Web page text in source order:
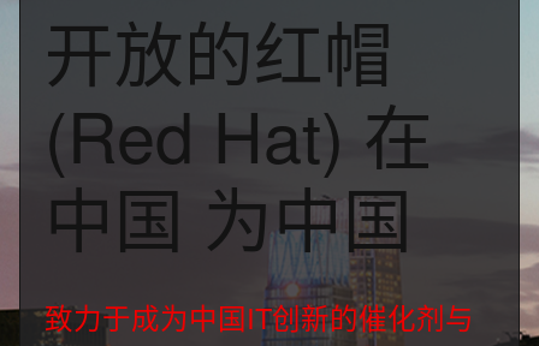
开放的红帽
(Red Hat) 在
中国 为中国
致力于成为中国IT创新的催化剂与